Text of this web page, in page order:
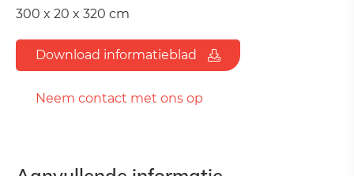
300 x 20 x 320 cm
Download informatieblad
Neem contact met ons op